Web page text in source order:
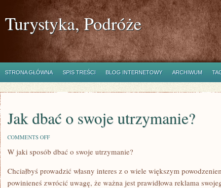
Turystyka, Podróże
STRONA GŁÓWNA SPIS TREŚCI BLOG INTERNETOWY ARCHIWUM
Jak dbać o swoje utrzymanie?
COMMENTS OFFON
DBAĆ
UTRZYMANIE?
W jaki sposób dbać o swoje utrzymanie?
Chciałbyś prowadzić własny interes z o wiele większym
powinieneś zwrócić uwagę, że ważna jest prawidłowa reklama